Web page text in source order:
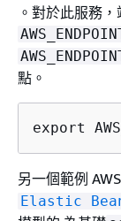
。對於此服務
點。
export
另一個範例
Elastic